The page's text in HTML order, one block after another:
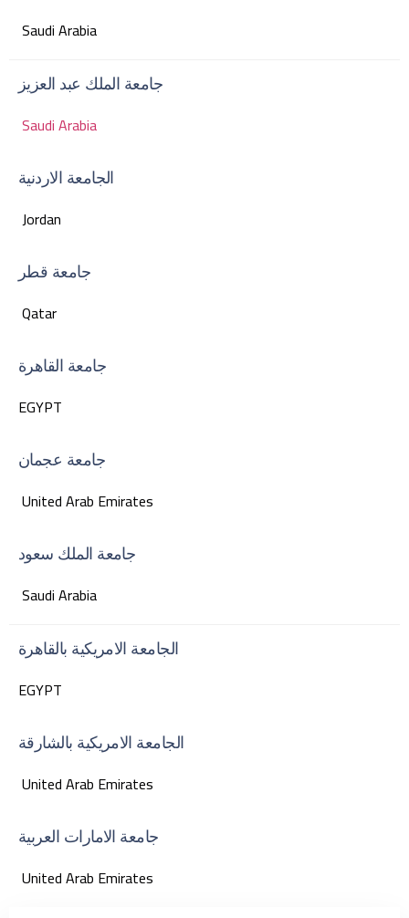
Saudi Arabia
جامعة الملك عبد العزيز
Saudi Arabia
الجامعة الاردنية
Jordan
جامعة قطر
Qatar
جامعة القاهرة
EGYPT
جامعة عجمان
United Arab Emirates
جامعة الملك سعود
Saudi Arabia
الجامعة الامريكية بالقاهرة
EGYPT
الجامعة الامريكية بالشارقة
United Arab Emirates
جامعة الامارات العربية
United Arab Emirates